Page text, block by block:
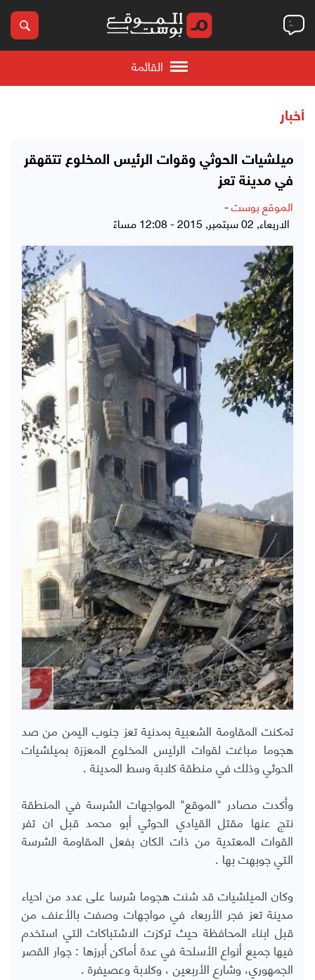
القائمة
أخبار
ميلشيات الحوثي وقوات الرئيس المخلوع تتقهقر
في مدينة تعز
الموقع بوست-
الاربعاء, 02 سبتمبر, 2015 - 12:08 مساءً
تمكنت المقاومة الشعبية بمدنية تعز جنوب اليمن من صد
هجوما مباغت لقوات الرئيس المخلوع المعززة بميلشيات
الحوثي وذلك في منطقة كلابة وسط المدينة .
وأكدت مصادر "الموقع" المواجهات الشرسة في المنطقة
نتج عنها مقتل القيادي الحوثي أبو محمد قبل ان تفر
القوات المعتدية من ذات الكان بفعل المقاومة الشرسة
التي جوبهت بها .
وكان الميلشيات قد شنت هجوما شرسا على عدد من احياء
مدينة تعز فجر الأربعاء في مواجهات وصفت بالأعنف من
قبل ابناء المحافظة حيث تركزت الاشتباكات التي استخدم
فيها جميع أنواع الأسلحة في عدة أماكن أبرزها : جوار القصر
الجمهوري، وشارع الأربعين ، وكلابة وعصيفرة .